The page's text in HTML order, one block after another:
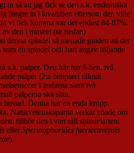
in så att jag fick se den s.k. endemiska
längre in i lavatuben eftersom den ville
vi fick komma var det endast 84-87%.
den i museet (se nedan)
denna spindel så menade guiden att det
som en spindel och han angav följande
s.k. palper. Den här har 6 ben, två
palper (2:a benparet räknat
i ändarna samt två
palperna ska sitta.
Denna har en enda kropp.
Naturvetenskaparna verkar enade om
tillhör den i vart fall spindelarten:
ellerSpermophorides fuertecavensis
).